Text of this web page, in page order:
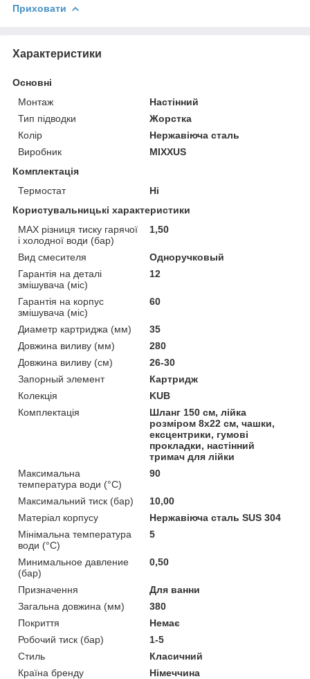
Приховати
Характеристики
Основні
Монтаж
Настінний
Тип підводки
Жорстка
Колір
Нержавіюча сталь
Виробник
MIXXUS
Комплектація
Термостат
Ні
Користувальницькі характеристики
MAX різниця тиску гарячої
і холодної води (бар)
1,50
Вид смесителя
Одноручковый
Гарантія на деталі
змішувача (міс)
12
Гарантія на корпус
змішувача (міс)
60
Диаметр картриджа (мм)
35
Довжина виливу (мм)
280
Довжина виливу (см)
26-30
Запорный элемент
Картридж
Колекція
KUB
Комплектація
Шланг 150 см, лійка
розміром 8х22 см, чашки,
ексцентрики, гумові
прокладки, настінний
тримач для лійки
Максимальна
температура води (°C)
90
Максимальний тиск (бар)
10,00
Матеріал корпусу
Нержавіюча сталь SUS 304
Мінімальна температура
води (°C)
5
Минимальное давление
(бар)
0,50
Призначення
Для ванни
Загальна довжина (мм)
380
Покриття
Немає
Робочий тиск (бар)
1-5
Стиль
Класичний
Країна бренду
Німеччина